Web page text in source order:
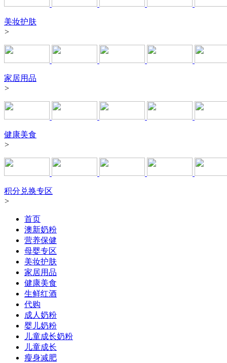
美妆护肤
>
家居用品
>
健康美食
>
积分兑换专区
>
首页
澳新奶粉
营养保健
母婴专区
美妆护肤
家居用品
健康美食
生鲜红酒
代购
成人奶粉
婴儿奶粉
儿童成长奶粉
儿童成长
瘦身减肥